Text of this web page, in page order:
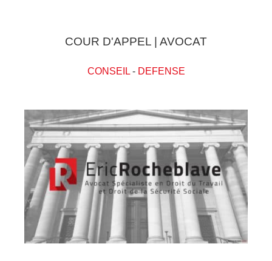
COUR D'APPEL | AVOCAT
CONSEIL- DEFENSE